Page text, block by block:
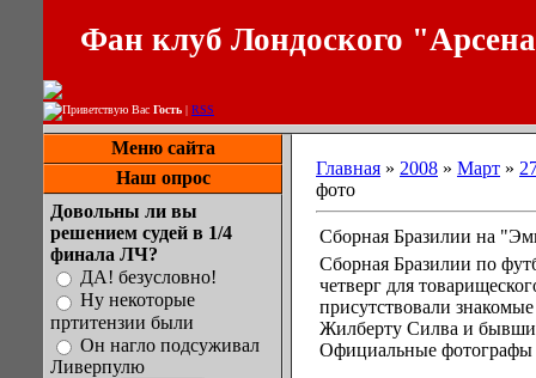
Фан клуб Лондоского
Приветствую Вас Гость | RSS
Меню сайта
Наш опрос
Довольны ли вы
решением судей в 1/4
финала ЛЧ?
ДА! безусловно!
Ну некоторые
пртитензии были
Он нагло подсуживал
Ливерпулю
Главная » 2008 » Март »
фото
Сборная Бразилии на
Сборная Бразилии по
четверг для
присутствовали
Жилберту Силва и
Официальные фотографы